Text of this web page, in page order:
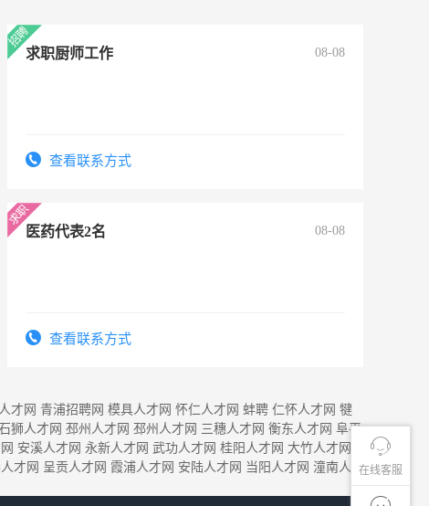
在线客服
求职厨师工作 08-08
查看联系方式
医药代表2名 08-08
查看联系方式
才网 青浦招聘网 模具人才网 怀仁人才网 蚌聘 仁怀人才网 犍
狮人才网 邳州人才网 邳州人才网 三穗人才网 衡东人才网 阜平
安溪人才网 永新人才网 武功人才网 桂阳人才网 大竹人才网
才网 呈贡人才网 霞浦人才网 安陆人才网 当阳人才网 潼南人